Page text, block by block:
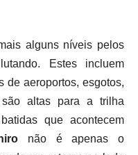
alguns níveis pelos
Estes incluem
de aeroportos, esgotos,
são altas para a trilha
que acontecem
não é apenas o